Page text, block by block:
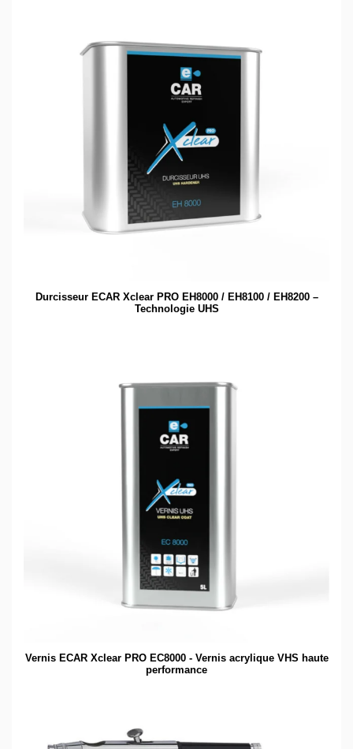
Durcisseur ECAR Xclear PRO EH8000 / EH8100 / EH8200 –
Technologie UHS
Vernis ECAR Xclear PRO EC8000 - Vernis acrylique VHS haute
performance